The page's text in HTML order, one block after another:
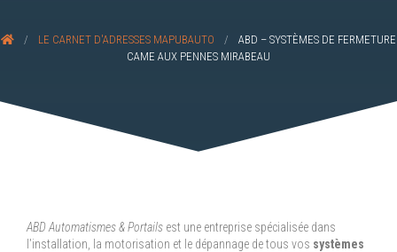
/ LE CARNET D'ADRESSES MAPUBAUTO /
ABD – SYSTÈMES DE FERMETURE
CAME AUX PENNES MIRABEAU
ABD Automatismes & Portails est une entreprise spécialisée dans
l’installation, la motorisation et le dépannage de tous vos systèmes